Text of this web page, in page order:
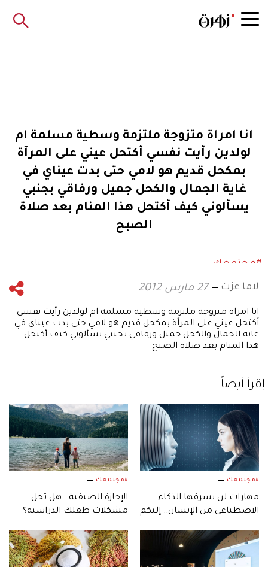
انا امراة متزوجة ملتزمة وسطية مسلمة ام
لولدين رأيت نفسي أكتحل عيني على المرآة
بمكحل قديم هو لامي حتى بدت عيناي في
غاية الجمال والكحل جميل ورفاقي بجنبي
يسألوني كيف أكتحل هذا المنام بعد صلاة
الصبح
#مجتمعك
لاما عزت 27 مارس 2012
انا امراة متزوجة ملتزمة وسطية مسلمة ام لولدين رأيت نفسي
أكتحل عيني على المرآة بمكحل قديم هو لامي حتى بدت عيناي في
غاية الجمال والكحل جميل ورفاقي بجنبي يسألوني كيف أكتحل
هذا المنام بعد صلاة الصبح
إقرأ أيضاً
#مجتمعك
مهارات لن يسرقها الذكاء
الاصطناعي من الإنسان.. إليكم
#مجتمعك
الإجازة الصيفية.. هل تحل
مشكلات طفلك الدراسية؟